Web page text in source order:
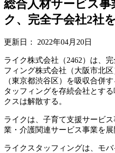
総合人材サービス
ク、完全子会社2社
更新日： 2022年04月20日
ライク株式会社（2462）は、
フィング株式会社（大阪市北
（東京都渋谷区）を吸収合併
タッフィングを存続会社とす
クスは解散する。
ライクは、子育て支援サービ
業・介護関連サービス事業を展
ライクスタッフィングは、モ